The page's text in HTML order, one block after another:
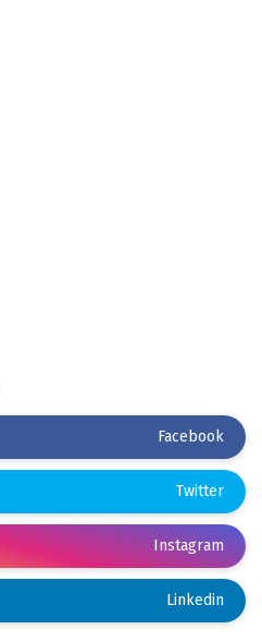
Facebook
Twitter
Instagram
Linkedin